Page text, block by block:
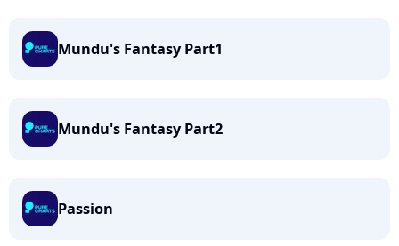
Mundu's Fantasy Part1
Mundu's Fantasy Part2
Passion